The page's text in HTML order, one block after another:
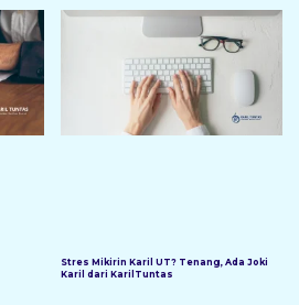
Stres Mikirin Karil UT? Tenang, Ada Joki
Karil dari KarilTuntas